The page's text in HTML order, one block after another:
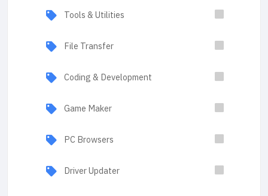
Tools & Utilities
File Transfer
Coding & Development
Game Maker
PC Browsers
Driver Updater